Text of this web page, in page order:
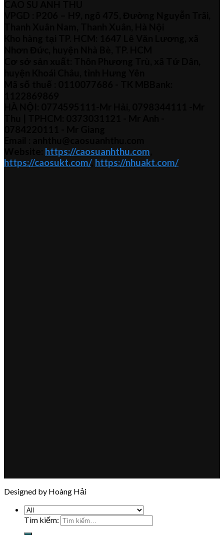
https://caosuanhthu.com
https://caosukt.com/, https://nhuakt.com/
Designed by Hoàng Hải
Tìm kiếm: